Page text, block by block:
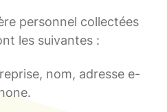
personnel collectées
les suivantes :
nom, adresse e-